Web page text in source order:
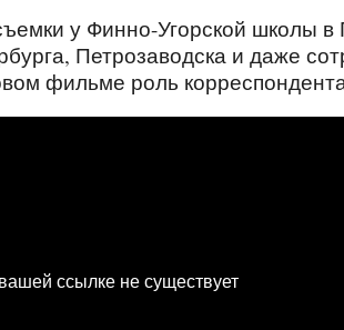
у Финно-Угорской школы
Петрозаводска и даже
фильме роль